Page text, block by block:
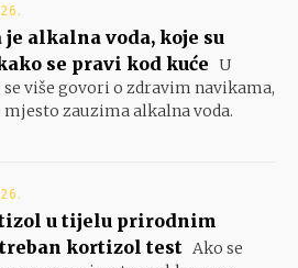
alkalna voda, koje su
se pravi kod kuće U
više govori o zdravim navikama,
zauzima alkalna voda.
u tijelu prirodnim
kortizol test Ako se